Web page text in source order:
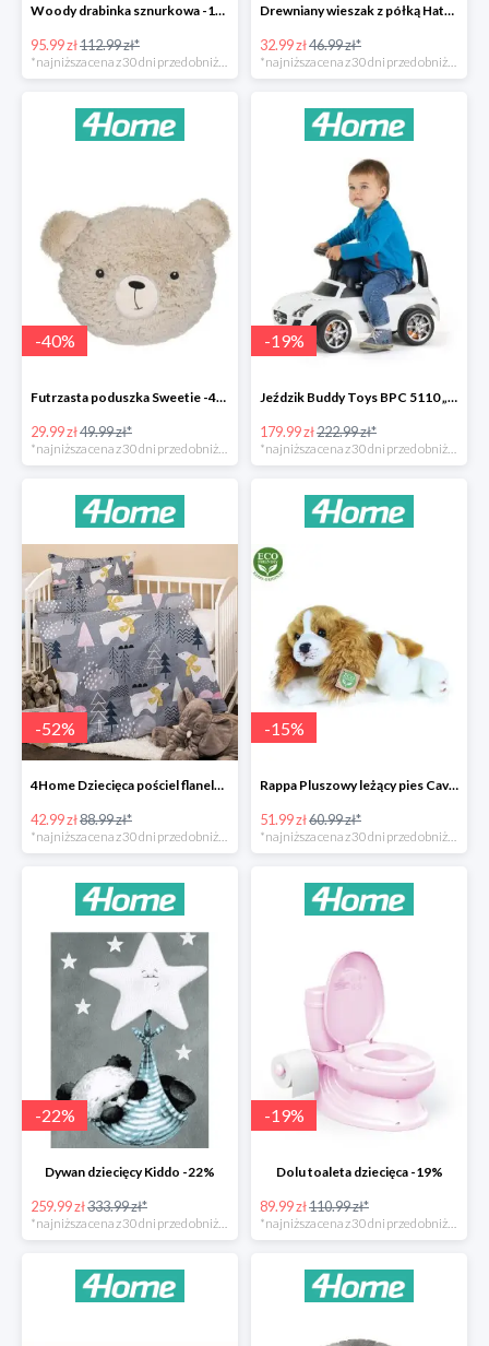
Woody drabinka sznurkowa -15%
95.99 zł112.99 zł*
Drewniany wieszak z półką Hatu, kot -30%
32.99 zł46.99 zł*
-40%
Futrzasta poduszka Sweetie -40%
29.99 zł49.99 zł*
*najniższa cena z 30 dni przed obniżką
-19%
Jeździk Buddy Toys BPC 5110 „Mercedes Benz SLS” -20%
179.99 zł222.99 zł*
*najniższa cena z 30 dni przed obniżką
-52%
4Home Dziecięca pościel flanelowa do łóżeczka Nordic Bear -52%
42.99 zł88.99 zł*
-15%
Rappa Pluszowy leżący pies Cavalier King Charles Spaniel -15%
51.99 zł60.99 zł*
-22%
Dywan dziecięcy Kiddo -22%
259.99 zł333.99 zł*
*najniższa cena z 30 dni przed obniżką
-19%
Dolu toaleta dziecięca -19%
89.99 zł110.99 zł*
*najniższa cena z 30 dni przed obniżką